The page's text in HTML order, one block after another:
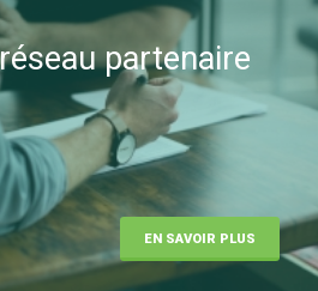
partenaire
EN SAVOIR PLUS